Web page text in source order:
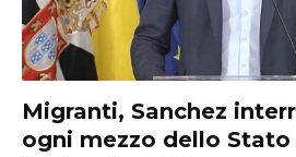
Migranti, Sanchez
ogni mezzo dello Stato